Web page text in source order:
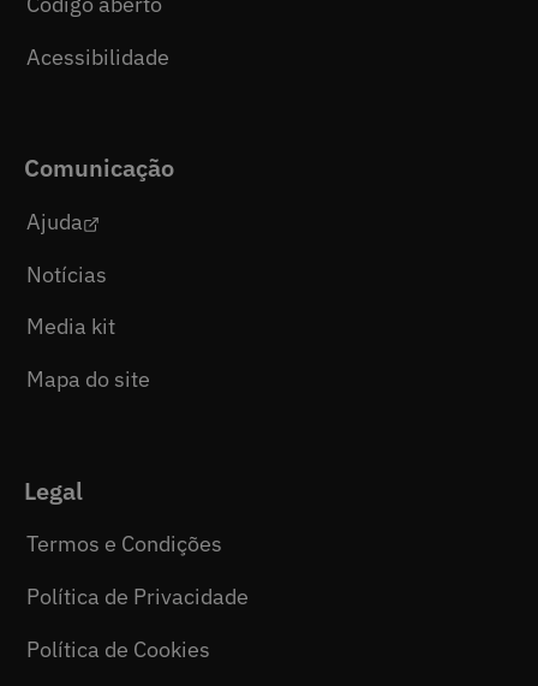
Acessibilidade
Comunicação
Ajuda
Notícias
Media kit
Mapa do site
Legal
Termos e Condições
Política de Privacidade
Política de Cookies